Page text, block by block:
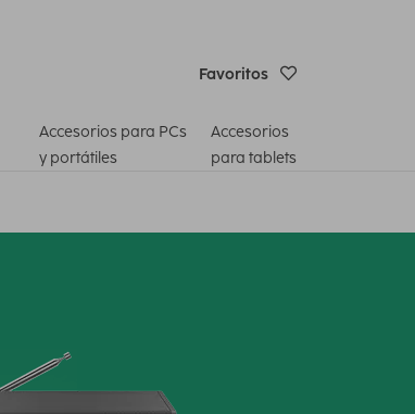
Favoritos
Accesorios para PCs
y portátiles
Accesorios
para tablets